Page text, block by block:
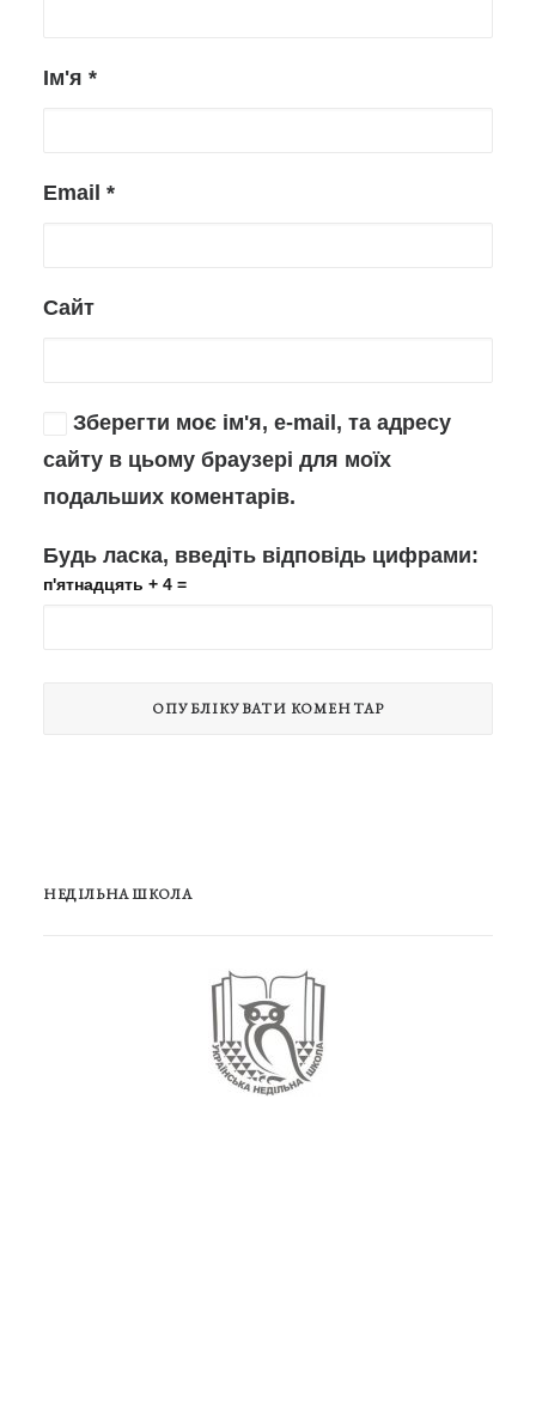
Ім'я *
Email *
Сайт
Зберегти моє ім'я, e-mail, та адресу
сайту в цьому браузері для моїх
подальших коментарів.
Будь ласка, введіть відповідь цифрами:
п'ятнадцять + 4 =
НЕДІЛЬНА ШКОЛА